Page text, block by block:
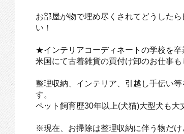
お部屋が物で埋め尽くされてどうした
い
★インテリアコーディネートの学校を卒
米国にて古着雑貨の買付け卸のお仕事も
整理収納、インテリア、引越し手伝い
す。
ペット飼育歴30年以上(犬猫)大型犬も大
※現在、お掃除は整理収納に伴う物だけ